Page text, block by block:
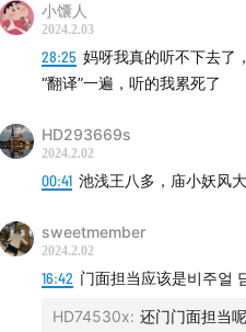
小馕人
2024.2.03
28:25 妈呀我真的听不下去了
“翻译”一遍，听的我累死了
HD293669s
2024.2.02
00:41 池浅王八多，庙小妖风
sweetmember
2024.2.02
16:42 门面担当应该是비주얼
HD74530x: 还门门面担当